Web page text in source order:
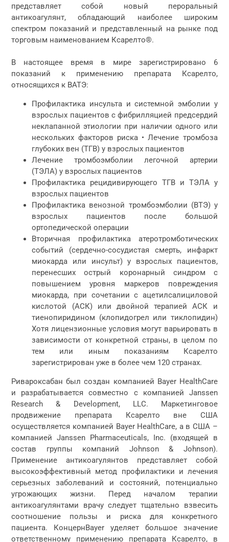
представляет собой новый пероральный
антикоагулянт, обладающий наиболее широким
спектром показаний и представленный на рынке под
торговым наименованием Ксарелто®.
В настоящее время в мире зарегистрировано 6
показаний к применению препарата Ксарелто,
относящихся к ВАТЭ:
Профилактика инсульта и системной эмболии у
взрослых пациентов с фибрилляцией предсердий
неклапанной этиологии при наличии одного или
нескольких факторов риска • Лечение тромбоза
глубоких вен (ТГВ) у взрослых пациентов
Лечение тромбоэмболии легочной артерии
(ТЭЛА) у взрослых пациентов
Профилактика рецидивирующего ТГВ и ТЭЛА у
взрослых пациентов
Профилактика венозной тромбоэмболии (ВТЭ) у
взрослых пациентов после большой
ортопедической операции
Вторичная профилактика атеротромботических
событий (сердечно-сосудистая смерть, инфаркт
миокарда или инсульт) у взрослых пациентов,
перенесших острый коронарный синдром с
повышением уровня маркеров повреждения
миокарда, при сочетании с ацетилсалициловой
кислотой (АСК) или двойной терапией АСК и
тиенопиридином (клопидогрел или тиклопидин)
Хотя лицензионные условия могут варьировать в
зависимости от конкретной страны, в целом по
тем или иным показаниям Ксарелто
зарегистрирован уже в более чем 120 странах.
Ривароксабан был создан компанией Bayer HealthCare
и разрабатывается совместно с компанией Janssen
Research & Development, LLC. Маркетинговое
продвижение препарата Ксарелто вне США
осуществляется компанией Bayer HealthCare, а в США –
компанией Janssen Pharmaceuticals, Inc. (входящей в
состав группы компаний Johnson & Johnson).
Применение антикоагулянтов представляет собой
высокоэффективный метод профилактики и лечения
серьезных заболеваний и состояний, потенциально
угрожающих жизни. Перед началом терапии
антикоагулянтами врачу следует тщательно взвесить
соотношение пользы и риска для конкретного
пациента. КонцернBayer уделяет большое значение
ответственному применению препарата Ксарелто, в